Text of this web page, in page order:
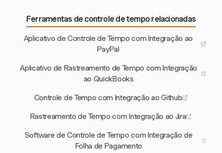
Ferramentas de controle de tempo relacionadas
Aplicativo de Controle de Tempo com Integração ao
PayPal
Aplicativo de Rastreamento de Tempo com Integração
ao QuickBooks
Controle de Tempo com Integração ao Github
Rastreamento de Tempo com Integração ao Jira
Software de Controle de Tempo com Integração de
Folha de Pagamento